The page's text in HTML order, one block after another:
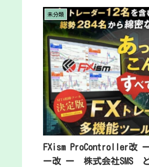
未分類
FXism ProController改
ー改 ー 株式会社SMS